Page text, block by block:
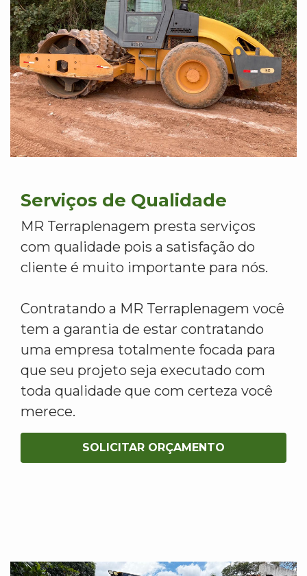
Serviços de Qualidade
MR Terraplenagem presta serviços
com qualidade pois a satisfação do
cliente é muito importante para nós.
Contratando a MR Terraplenagem você
tem a garantia de estar contratando
uma empresa totalmente focada para
que seu projeto seja executado com
toda qualidade que com certeza você
merece.
SOLICITAR ORÇAMENTO